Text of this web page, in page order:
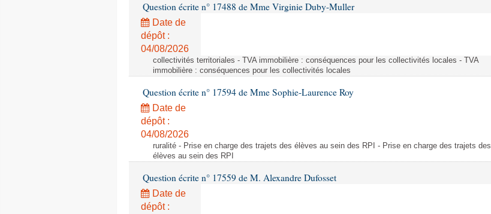
Question écrite n° 17488 de Mme Virginie Duby-Muller
Date de
dépôt :
04/08/2026
collectivités territoriales - TVA immobilière : conséquences pour les collectivités locales - TVA
immobilière : conséquences pour les collectivités locales
Question écrite n° 17594 de Mme Sophie-Laurence Roy
Date de
dépôt :
04/08/2026
ruralité - Prise en charge des trajets des élèves au sein des RPI - Prise en charge des trajets des
élèves au sein des RPI
Question écrite n° 17559 de M. Alexandre Dufosset
Date de
dépôt :